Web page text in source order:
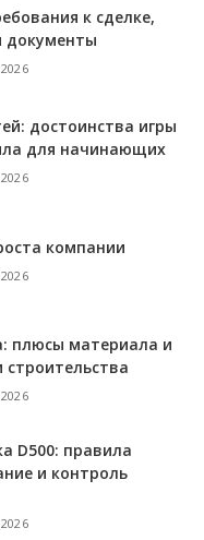
к сделке,
документы
достоинства игры
для начинающих
компании
плюсы материала и
строительства
D500: правила
и контроль